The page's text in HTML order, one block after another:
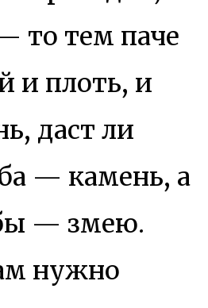
то тем паче
и плоть, и
даст ли
— камень, а
— змею.
нужно